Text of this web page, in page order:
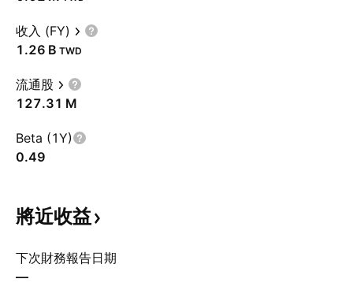
收入 (FY)
‪1.26 B‬ TWD
流通股
‪127.31 M‬
Beta (1Y)
0.49
將近收益
下次財務報告日期
—